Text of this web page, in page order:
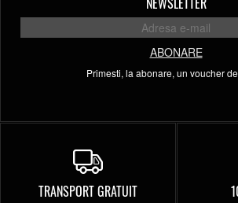
ABONARE
Primesti, la abonare, un voucher
TRANSPORT GRATUIT